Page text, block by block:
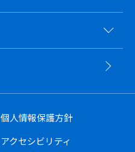
個人情報保護方針
アクセシビリティ